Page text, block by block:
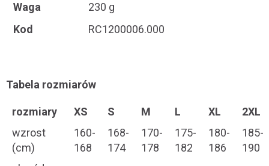
Waga
230 g
Kod
RC1200006.000
Tabela rozmiarów
rozmiary XS S M L XL
2XL
wzrost
(cm)
160-
168
168-
174
170-
178
175-
182
180-
186
185-
190